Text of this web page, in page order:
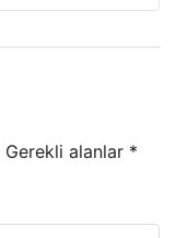
Gerekli alanlar *